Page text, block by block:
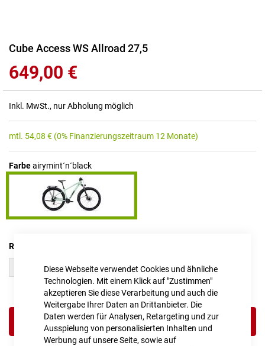
Diese Webseite verwendet Cookies und ähnliche
Technologien. Mit einem Klick auf "Zustimmen"
akzeptieren Sie diese Verarbeitung und auch die
Weitergabe Ihrer Daten an Drittanbieter. Die
Daten werden für Analysen, Retargeting und zur
Ausspielung von personalisierten Inhalten und
Werbung auf unsere Seite, sowie auf
Zum
der
Bildgalerie
springen
Cube Access WS Allroad 27,5
649,00 €
Inkl. MwSt., nur Abholung möglich
mtl. 54,08 € (0% Finanzierungszeitraum 12 Monate)
Farbeairymint´n´black
RAHMENHÖHE
14" 16"
IN DEN WARENKORB